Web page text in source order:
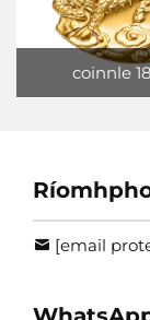
coinnle
[email